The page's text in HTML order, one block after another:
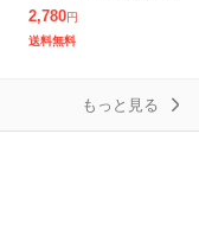
ml ミネラルウォーター
ライフドリンクカンパ
ニー 軟水 熊野 鉱水
2,780円
送料無料
もっと見る